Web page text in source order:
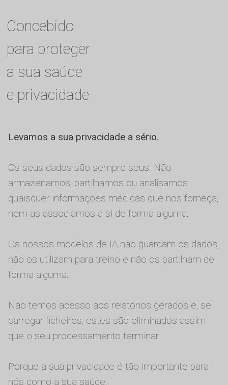
Concebido
para proteger
a sua saúde
e privacidade
Levamos a sua privacidade a sério.
Os seus dados são sempre seus. Não
armazenamos, partilhamos ou analisamos
quaisquer informações médicas que nos forneça,
nem as associamos a si de forma alguma.
Os nossos modelos de IA não guardam os dados,
não os utilizam para treino e não os partilham de
forma alguma.
Não temos acesso aos relatórios gerados e, se
carregar ficheiros, estes são eliminados assim
que o seu processamento terminar.
Porque a sua privacidade é tão importante para
nós como a sua saúde.